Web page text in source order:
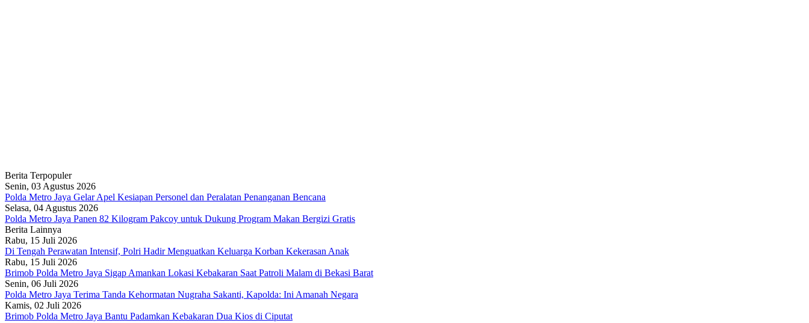
Berita Terpopuler
Senin, 03 Agustus 2026
Polda Metro Jaya Gelar Apel Kesiapan Personel dan Peralatan Penanganan Bencana
Selasa, 04 Agustus 2026
Polda Metro Jaya Panen 82 Kilogram Pakcoy untuk Dukung Program Makan Bergizi Gratis
Berita Lainnya
Rabu, 15 Juli 2026
Di Tengah Perawatan Intensif, Polri Hadir Menguatkan Keluarga Korban Kekerasan Anak
Rabu, 15 Juli 2026
Brimob Polda Metro Jaya Sigap Amankan Lokasi Kebakaran Saat Patroli Malam di Bekasi Barat
Senin, 06 Juli 2026
Polda Metro Jaya Terima Tanda Kehormatan Nugraha Sakanti, Kapolda: Ini Amanah Negara
Kamis, 02 Juli 2026
Brimob Polda Metro Jaya Bantu Padamkan Kebakaran Dua Kios di Ciputat